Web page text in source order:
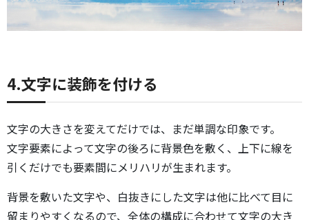
4.文字に装飾を付ける
文字の大きさを変えてだけでは、まだ単調な印象です。
文字要素によって文字の後ろに背景色を敷く、上下に線を
引くだけでも要素間にメリハリが生まれます。
背景を敷いた文字や、白抜きにした文字は他に比べて目に
留まりやすくなるので、全体の構成に合わせて文字の大き